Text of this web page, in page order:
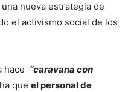
nueva estrategia de
el activismo social de los
hace “caravana con
que el personal de